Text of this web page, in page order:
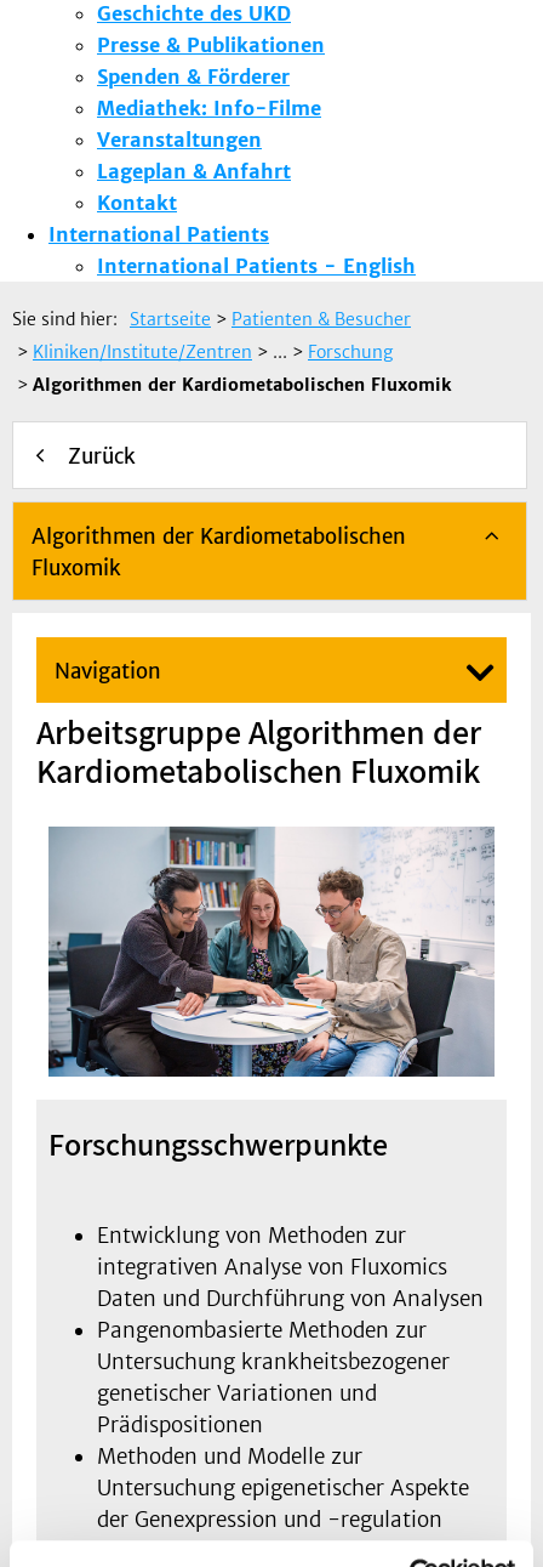
Geschichte des UKD
Presse & Publikationen
Spenden & Förderer
Mediathek: Info-Filme
Veranstaltungen
Lageplan & Anfahrt
Kontakt
International Patients
International Patients - English
Sie sind hier: Startseite > Patienten & Besucher
> Kliniken/Institute/Zentren > ... > Forschung
> Algorithmen der Kardiometabolischen Fluxomik
Zurück
Algorithmen der Kardiometabolischen
Fluxomik
Navigation
Arbeitsgruppe Algorithmen der
Kardiometabolischen Fluxomik
Forschungsschwerpunkte
Entwicklung von Methoden zur
integrativen Analyse von Fluxomics
Daten und Durchführung von Analysen
Pangenombasierte Methoden zur
Untersuchung krankheitsbezogener
genetischer Variationen und
Prädispositionen
Methoden und Modelle zur
Untersuchung epigenetischer Aspekte
der Genexpression und -regulation